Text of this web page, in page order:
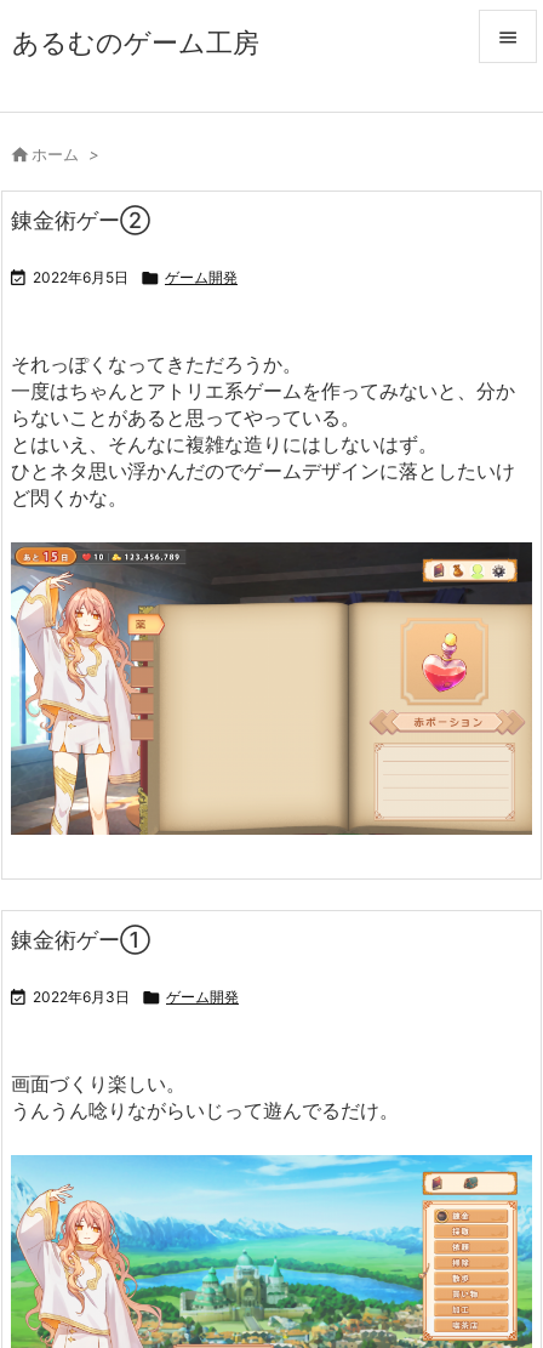
あるむのゲーム工房 
メニュ
 ホーム >
錬金術ゲー②
 2022年6月5日  ゲーム開発
それっぽくなってきただろうか。
一度はちゃんとアトリエ系ゲームを作ってみないと、分か
らないことがあると思ってやっている。
とはいえ、そんなに複雑な造りにはしないはず。
ひとネタ思い浮かんだのでゲームデザインに落としたいけ
ど閃くかな。
錬金術ゲー①
 2022年6月3日  ゲーム開発
画面づくり楽しい。
うんうん唸りながらいじって遊んでるだけ。